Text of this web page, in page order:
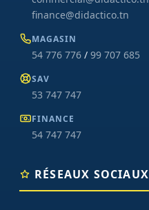
finance@didactico.tn
MAGASIN
54 776 776 / 99 707 685
SAV
53 747 747
FINANCE
54 747 747
RÉSEAUX SOCIAUX